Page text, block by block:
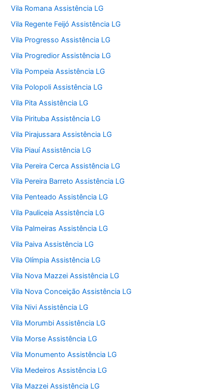
Vila Romana Assistência LG
Vila Regente Feijó Assistência LG
Vila Progresso Assistência LG
Vila Progredior Assistência LG
Vila Pompeia Assistência LG
Vila Polopoli Assistência LG
Vila Pita Assistência LG
Vila Pirituba Assistência LG
Vila Pirajussara Assistência LG
Vila Piauí Assistência LG
Vila Pereira Cerca Assistência LG
Vila Pereira Barreto Assistência LG
Vila Penteado Assistência LG
Vila Pauliceia Assistência LG
Vila Palmeiras Assistência LG
Vila Paiva Assistência LG
Vila Olímpia Assistência LG
Vila Nova Mazzei Assistência LG
Vila Nova Conceição Assistência LG
Vila Nivi Assistência LG
Vila Morumbi Assistência LG
Vila Morse Assistência LG
Vila Monumento Assistência LG
Vila Medeiros Assistência LG
Vila Mazzei Assistência LG